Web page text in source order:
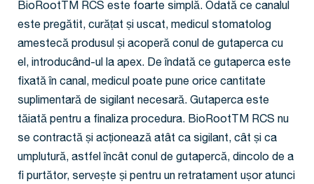
BioRootTM RCS este foarte simplă. Odată ce canalul
este pregătit, curățat și uscat, medicul stomatolog
amestecă produsul și acoperă conul de gutaperca cu
el, introducând-ul la apex. De îndată ce gutaperca este
fixată în canal, medicul poate pune orice cantitate
suplimentară de sigilant necesară. Gutaperca este
tăiată pentru a finaliza procedura. BioRootTM RCS nu
se contractă și acționează atât ca sigilant, cât și ca
umplutură, astfel încât conul de gutapercă, dincolo de a
fi purtător, servește și pentru un retratament ușor atunci